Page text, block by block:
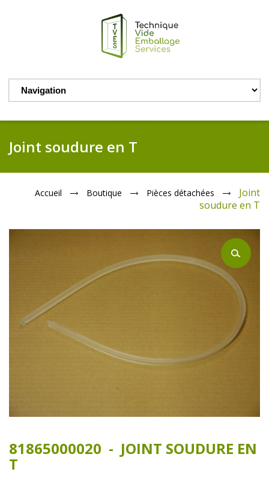
Joint soudure en T
Accueil Boutique Pièces détachées
Joint
soudure en T
81865000020 - JOINT SOUDURE EN
T